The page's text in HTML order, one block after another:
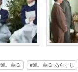
風、薫る 風、薫る あらすじ